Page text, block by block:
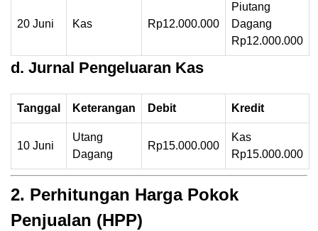
20 Juni Kas Rp12.000.000
Piutang
Dagang
Rp12.000.000
d. Jurnal Pengeluaran Kas
Tanggal Keterangan Debit Kredit
10 Juni
Utang
Dagang
Rp15.000.000
Kas
Rp15.000.000
2. Perhitungan Harga Pokok
Penjualan (HPP)